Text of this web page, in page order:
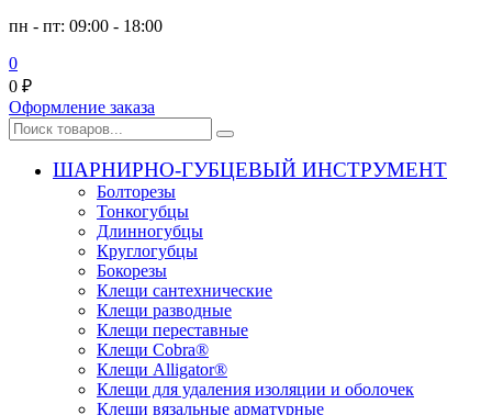
пн - пт: 09:00 - 18:00
0
0 ₽
Оформление заказа
ШАРНИРНО-ГУБЦЕВЫЙ ИНСТРУМЕНТ
Болторезы
Тонкогубцы
Длинногубцы
Круглогубцы
Бокорезы
Клещи сантехнические
Клещи разводные
Клещи переставные
Клещи Cobra®
Клещи Alligator®
Клещи для удаления изоляции и оболочек
Клещи вязальные арматурные